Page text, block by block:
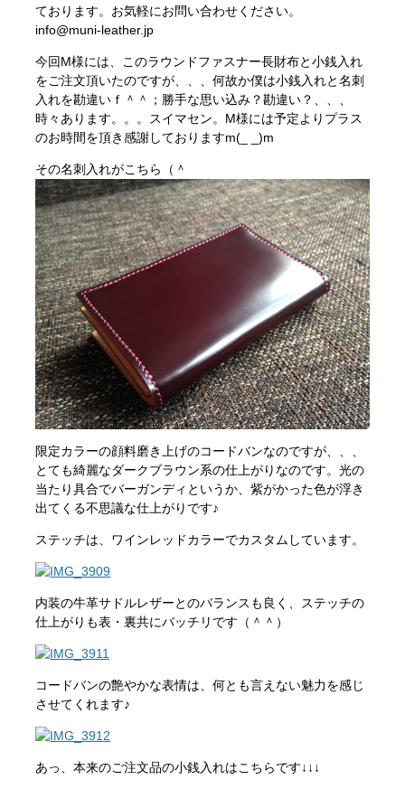
ております。お気軽にお問い合わせください。
info@muni-leather.jp
今回M様には、このラウンドファスナー長財布と小銭入れ
をご注文頂いたのですが、、、何故か僕は小銭入れと名刺
入れを勘違いｆ＾＾；勝手な思い込み？勘違い？、、、
時々あります。。。スイマセン。M様には予定よりプラス
のお時間を頂き感謝しておりますm(_ _)m
その名刺入れがこちら（＾
限定カラーの顔料磨き上げのコードバンなのですが、、、
とても綺麗なダークブラウン系の仕上がりなのです。光の
当たり具合でバーガンディというか、紫がかった色が浮き
出てくる不思議な仕上がりです♪
ステッチは、ワインレッドカラーでカスタムしています。
内装の牛革サドルレザーとのバランスも良く、ステッチの
仕上がりも表・裏共にバッチリです（＾＾）
コードバンの艶やかな表情は、何とも言えない魅力を感じ
させてくれます♪
あっ、本来のご注文品の小銭入れはこちらです↓↓↓